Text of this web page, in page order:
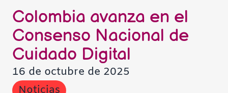
Colombia avanza en el
Consenso Nacional de
Cuidado Digital
16 de octubre de 2025
Noticias
Escala de grises
Alto contraste